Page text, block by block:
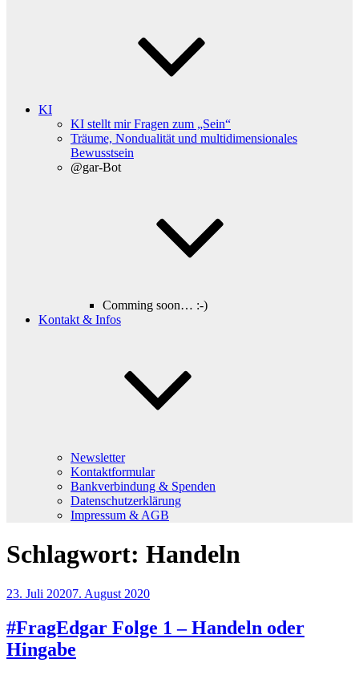
KI
KI stellt mir Fragen zum „Sein“
Träume, Nondualität und multidimensionales
Bewusstsein
@gar-Bot
Comming soon… :-)
Kontakt & Infos
Newsletter
Kontaktformular
Bankverbindung & Spenden
Datenschutzerklärung
Impressum & AGB
Schlagwort: Handeln
Veröffentlicht
23. Juli 20207. August 2020
#FragEdgar Folge 1 – Handeln oder
Hingabe